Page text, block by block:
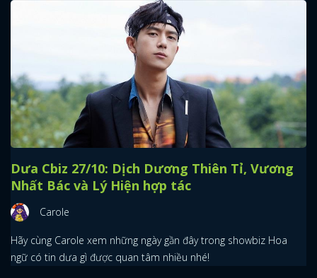
Dưa Cbiz 27/10: Dịch Dương Thiên Tỉ, Vương
Nhất Bác và Lý Hiện hợp tác
Carole
Hãy cùng Carole xem những ngày gần đây trong showbiz Hoa
ngữ có tin dưa gì được quan tâm nhiều nhé!